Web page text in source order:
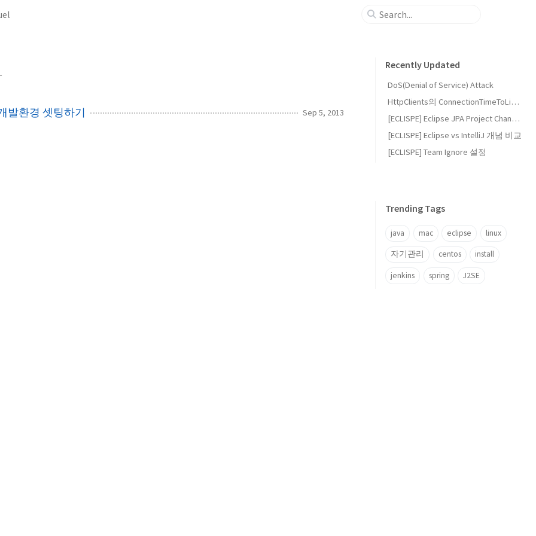
발환경 셋팅하기 Sep 5, 2013
Recently Updated
DoS(Denial of Service) Attack
HttpClients의 ConnectionTimeToLive와 EvictIdleConnections 설정
[ECLISPE] Eclipse JPA Project Change Event Handler (waiting)
[ECLISPE] Eclipse vs IntelliJ 개념 비교
[ECLISPE] Team Ignore 설정
Trending Tags
java mac eclipse linux
자기관리 centos install
jenkins spring J2SE